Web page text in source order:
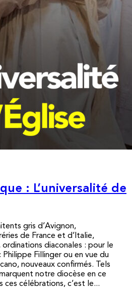
: L’universalité de
gris d’Avignon,
de France et d’Italie,
diaconales : pour le
Fillinger ou en vue du
nouveaux confirmés. Tels
notre diocèse en ce
ces célébrations, c’est le...